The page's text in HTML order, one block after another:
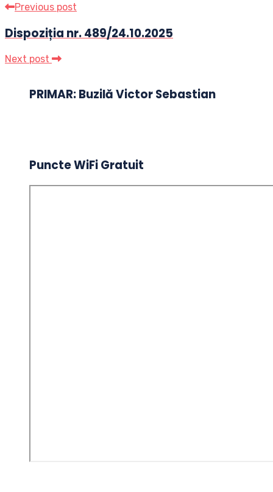
Previous post
Dispoziția nr. 489/24.10.2025
Next post
PRIMAR: Buzilă Victor Sebastian
Puncte WiFi Gratuit